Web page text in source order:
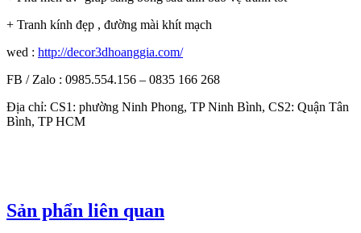
+ Tranh kính đẹp , đường mài khít mạch
wed : http://decor3dhoanggia.com/
FB / Zalo : 0985.554.156 – 0835 166 268
Địa chỉ: CS1: phường Ninh Phong, TP Ninh Bình, CS2: Quận Tân
Bình, TP HCM
Sản phẩn liên quan